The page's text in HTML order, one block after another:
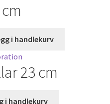
i handlekurv
23 cm
i handlekurv